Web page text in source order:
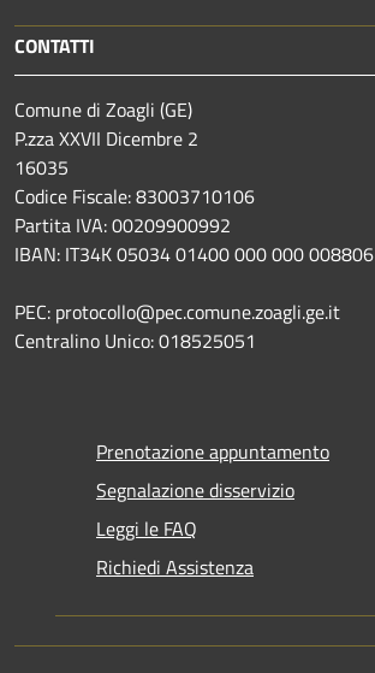
CONTATTI
Comune di Zoagli (GE)
P.zza XXVII Dicembre 2
16035
Codice Fiscale: 83003710106
Partita IVA: 00209900992
IBAN: IT34K 05034 01400 000 000 008806
PEC: protocollo@pec.comune.zoagli.ge.it
Centralino Unico: 018525051
Prenotazione appuntamento
Segnalazione disservizio
Leggi le FAQ
Richiedi Assistenza